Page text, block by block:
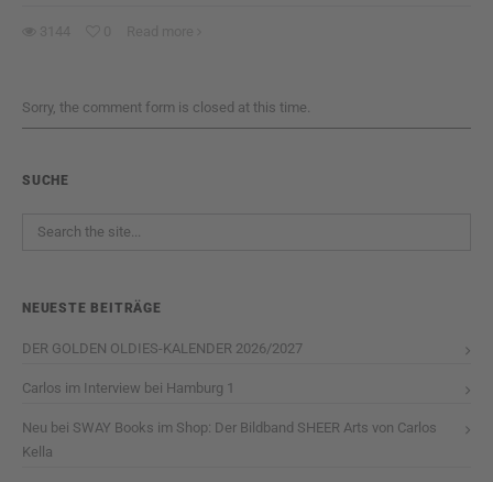
Sorry, the comment form is closed at this time.
SUCHE
NEUESTE BEITRÄGE
DER GOLDEN OLDIES-KALENDER 2026/2027
Carlos im Interview bei Hamburg 1
Neu bei SWAY Books im Shop: Der Bildband SHEER Arts von Carlos
Kella